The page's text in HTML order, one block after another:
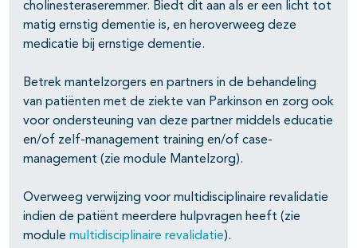
cholinesteraseremmer. Biedt dit aan als er een licht tot
matig ernstig dementie is, en heroverweeg deze
medicatie bij ernstige dementie.
Betrek mantelzorgers en partners in de behandeling
van patiënten met de ziekte van Parkinson en zorg ook
voor ondersteuning van deze partner middels educatie
en/of zelf-management training en/of case-
management (zie module Mantelzorg).
Overweeg verwijzing voor multidisciplinaire revalidatie
indien de patiënt meerdere hulpvragen heeft (zie
module multidisciplinaire revalidatie).